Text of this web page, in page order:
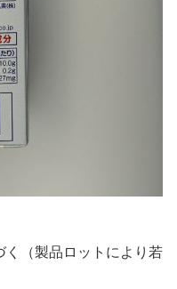
（製品ロットにより若